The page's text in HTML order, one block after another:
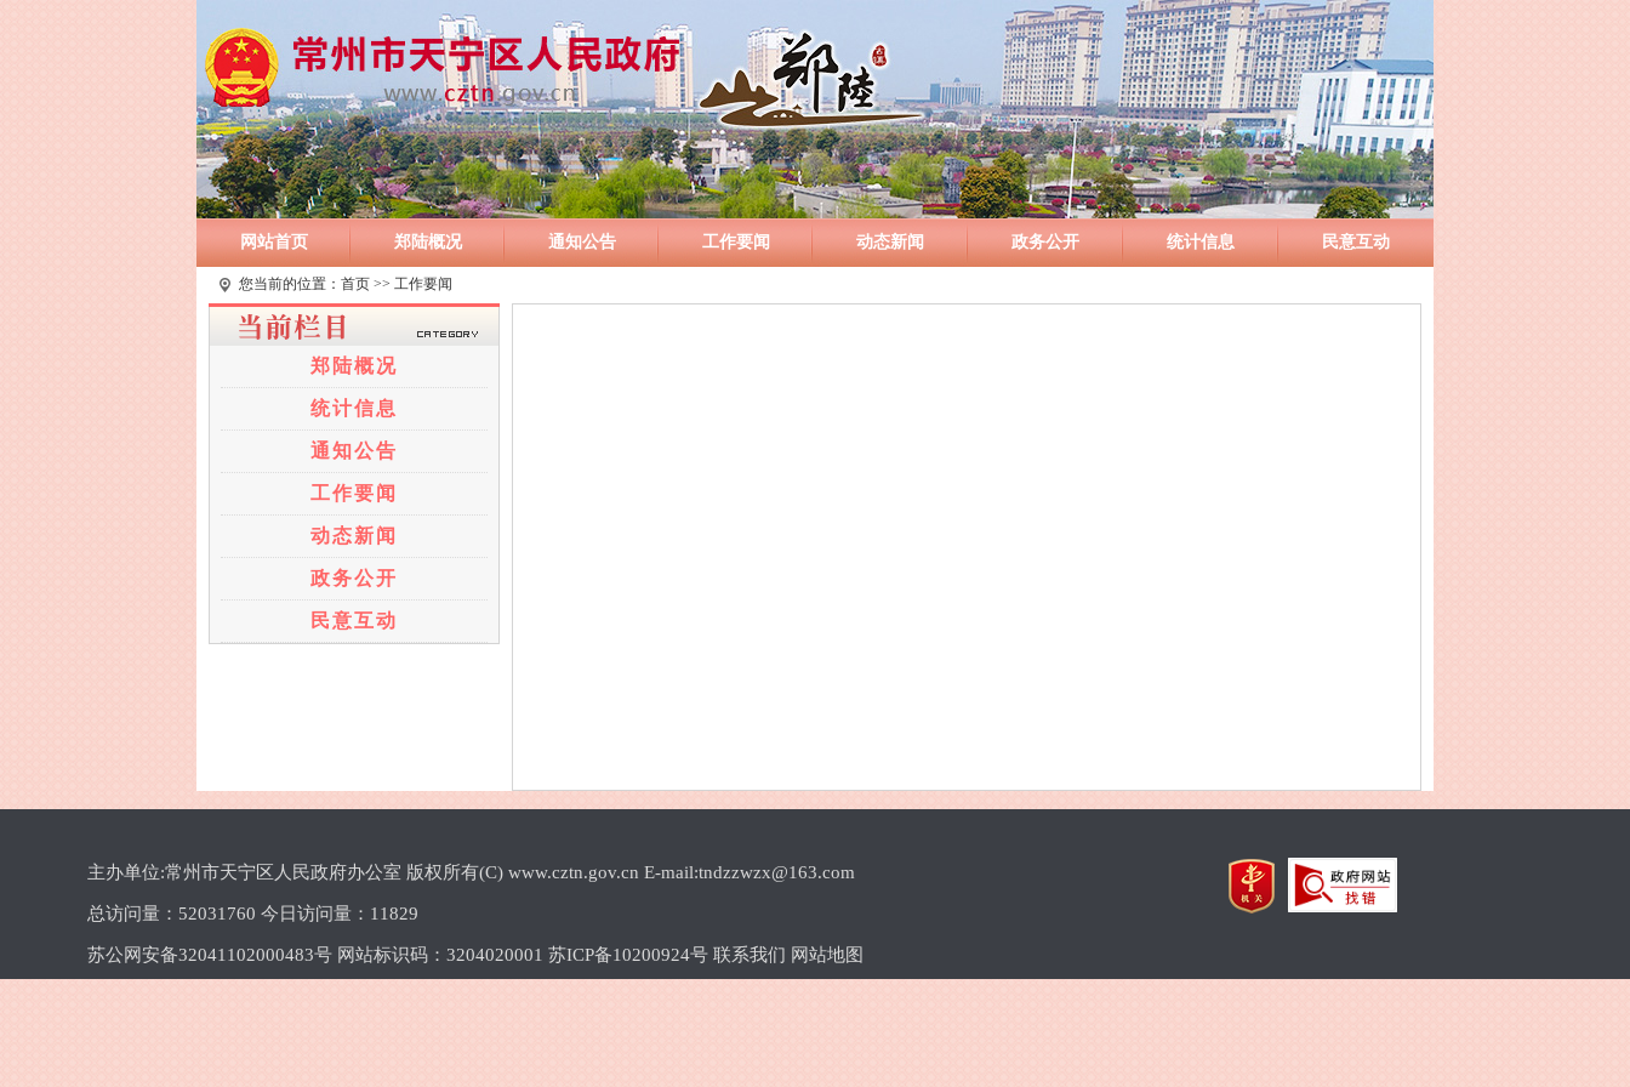
网站首页 郑陆概况 通知公告 工作要闻 动态新闻 政务公开 统计信息 民意互动
您当前的位置： 首页 >> 工作要闻
郑陆概况
统计信息
通知公告
工作要闻
动态新闻
政务公开
民意互动
主办单位:常州市天宁区人民政府办公室 版权所有(C) www.cztn.gov.cn E-mail:tndzzwzx@163.com
总访问量： 52031760 今日访问量： 11829
苏公网安备32041102000483号 网站标识码：3204020001 苏ICP备10200924号 联系我们 网站地图